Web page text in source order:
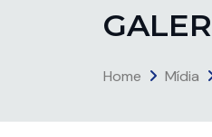
GALER
Home Mídia